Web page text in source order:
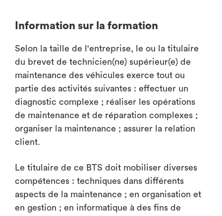
Information sur la formation
Selon la taille de l'entreprise, le ou la titulaire
du brevet de technicien(ne) supérieur(e) de
maintenance des véhicules exerce tout ou
partie des activités suivantes : effectuer un
diagnostic complexe ; réaliser les opérations
de maintenance et de réparation complexes ;
organiser la maintenance ; assurer la relation
client.
Le titulaire de ce BTS doit mobiliser diverses
compétences : techniques dans différents
aspects de la maintenance ; en organisation et
en gestion ; en informatique à des fins de